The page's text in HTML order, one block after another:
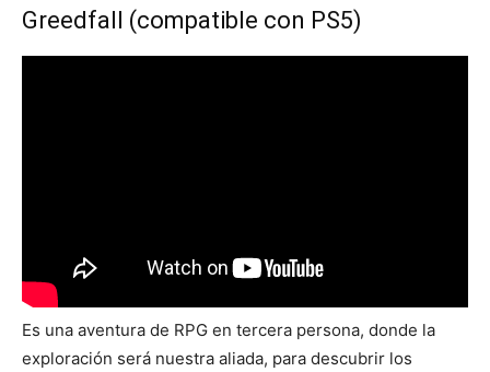
Greedfall (compatible con PS5)
Es una aventura de RPG en tercera persona, donde la
exploración será nuestra aliada, para descubrir los